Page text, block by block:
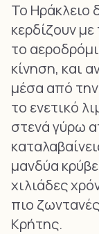
Το Ηράκλειο
κερδίζουν
το
κίνηση, και
μέσα από
το ενετικό
στενά γύρω
μανδύα
χιλιάδες
πιο
Κρήτης.